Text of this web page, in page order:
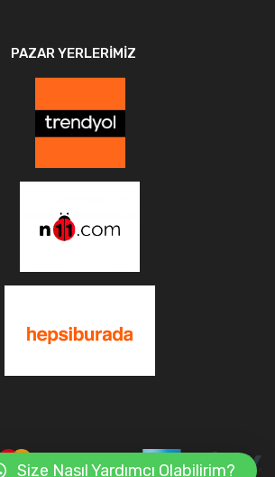
PAZAR YERLERIMIZ
Size Nasıl Yardımcı Olabilirim?